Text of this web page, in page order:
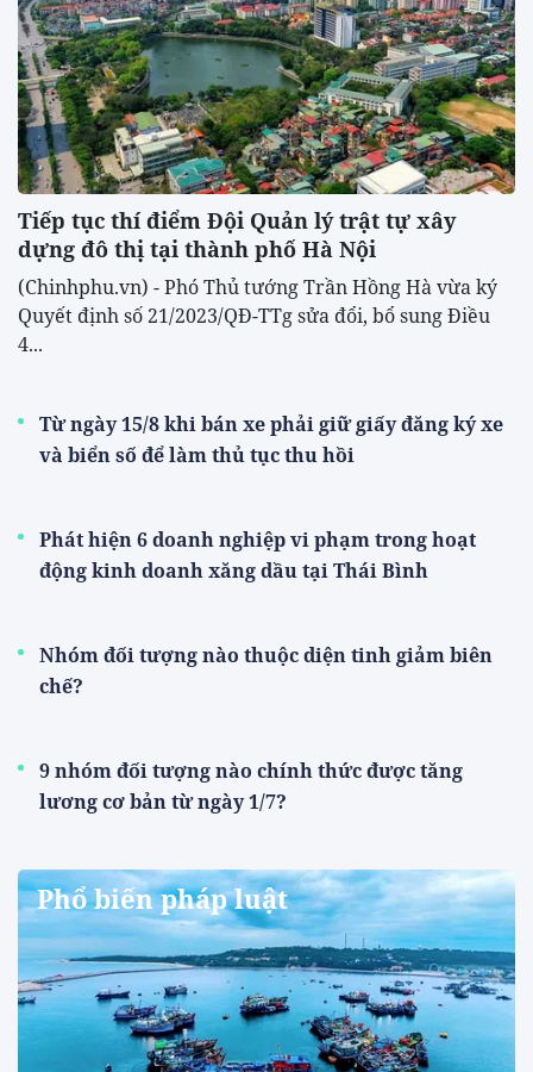
Tiếp tục thí điểm Đội Quản lý trật tự xây
dựng đô thị tại thành phố Hà Nội
(Chinhphu.vn) - Phó Thủ tướng Trần Hồng Hà vừa ký
Quyết định số 21/2023/QĐ-TTg sửa đổi, bổ sung Điều
4...
Từ ngày 15/8 khi bán xe phải giữ giấy đăng ký xe
và biển số để làm thủ tục thu hồi
Phát hiện 6 doanh nghiệp vi phạm trong hoạt
động kinh doanh xăng dầu tại Thái Bình
Nhóm đối tượng nào thuộc diện tinh giảm biên
chế?
9 nhóm đối tượng nào chính thức được tăng
lương cơ bản từ ngày 1/7?
Phổ biến pháp luật